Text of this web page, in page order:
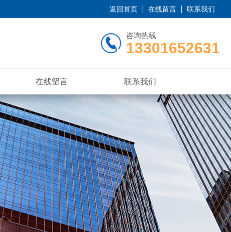
返回首页 在线留言 联系我们
咨询热线
13301652631
在线留言 联系我们